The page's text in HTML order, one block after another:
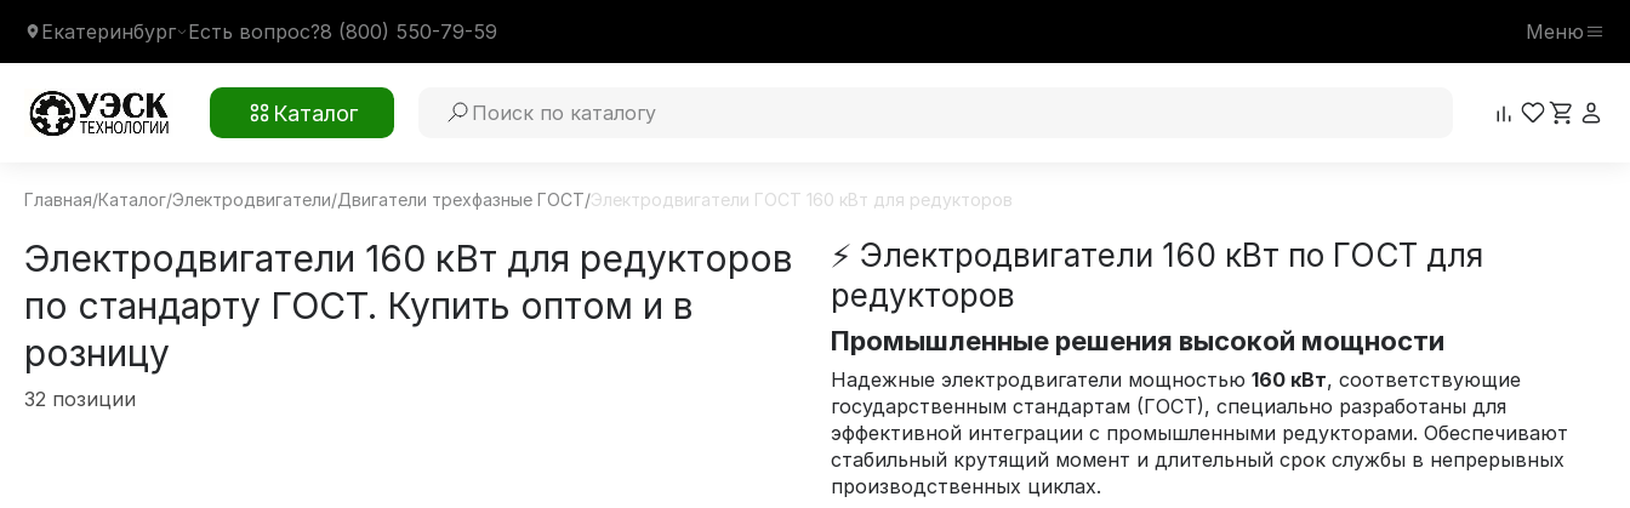
Екатеринбург Есть вопрос?8 (800) 550-79-59 Меню
Каталог
Главная/Каталог/Электродвигатели/Двигатели трехфазные ГОСТ/Электродвигатели ГОСТ 160 кВт для редукторов
Электродвигатели 160 кВт для редукторов
по стандарту ГОСТ. Купить оптом и в
розницу
32 позиции
⚡ Электродвигатели 160 кВт по ГОСТ для
редукторов
Промышленные решения высокой мощности
Надежные электродвигатели мощностью160 кВт, соответствующие
государственным стандартам (ГОСТ), специально разработаны для
эффективной интеграции с промышленными редукторами. Обеспечивают
стабильный крутящий момент и длительный срок службы в непрерывных
производственных циклах.